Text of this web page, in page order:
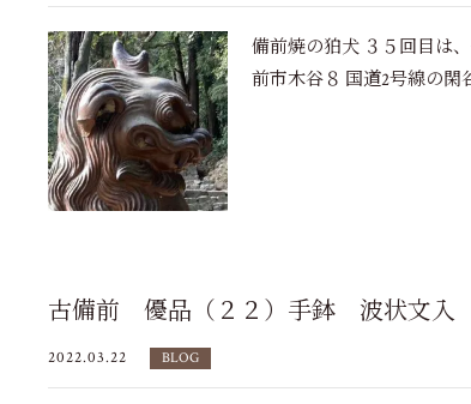
備前焼の狛犬 ３５回目は
前市木谷８ 国道2号線の閑
古備前 優品（２２）手鉢 波状文入
2022.03.22 BLOG